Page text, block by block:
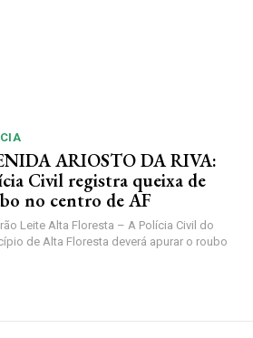
ARIOSTO DA RIVA:
Civil registra queixa de
no centro de AF
Leite Alta Floresta – A Polícia Civil do
de Alta Floresta deverá apurar o roubo